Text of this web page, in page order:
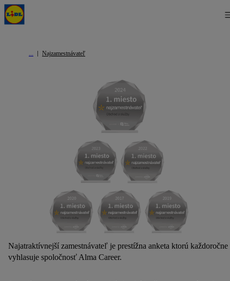
Najzamestnávateľ
Najatraktívnejší zamestnávateľ je prestížna anketa ktorú každoročne
vyhlasuje spoločnosť Alma Career.